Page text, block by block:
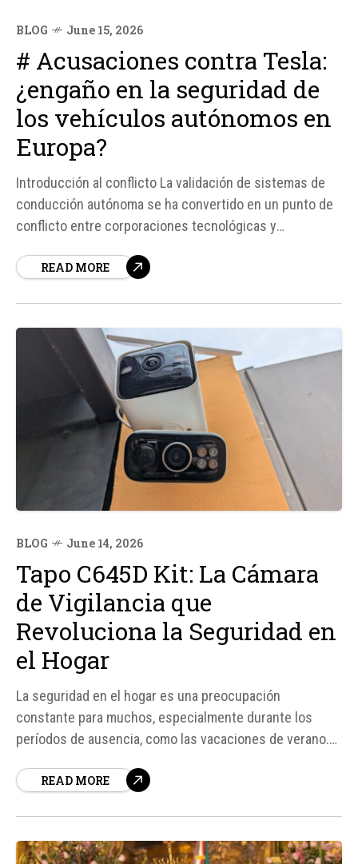
BLOG June 15, 2026
# Acusaciones contra Tesla:
¿engaño en la seguridad de
los vehículos autónomos en
Europa?
Introducción al conflicto La validación de sistemas de
conducción autónoma se ha convertido en un punto de
conflicto entre corporaciones tecnológicas y
particular, ha sido acusada de proporcionar datos de
READ MORE
BLOG June 14, 2026
Tapo C645D Kit: La Cámara
de Vigilancia que
Revoluciona la Seguridad en
el Hogar
La seguridad en el hogar es una preocupación
constante para muchos, especialmente durante los
períodos de ausencia, como las vacaciones de verano.
tranquilidad y protección contra posibles amenazas. En
READ MORE